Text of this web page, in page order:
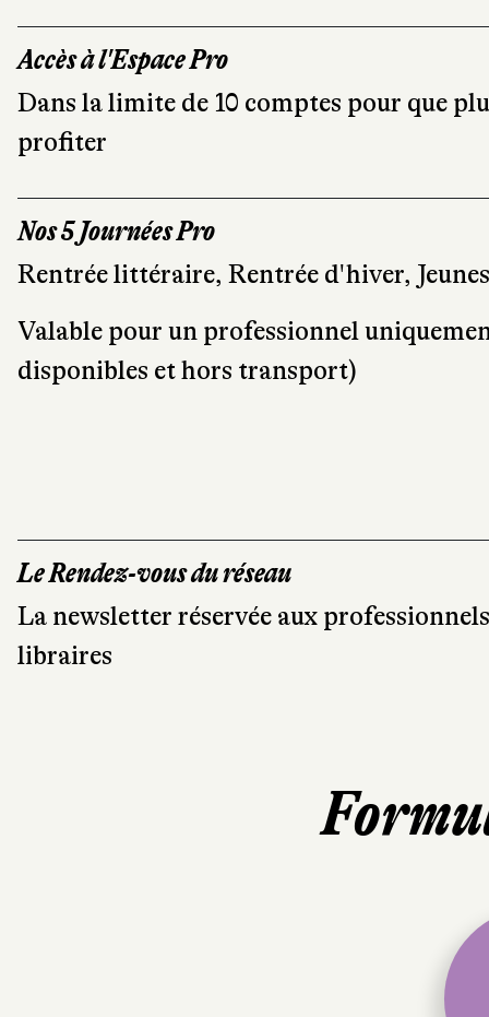
Accès à l'Espace Pro
Dans la limite de 10 comptes pour que
profiter
Nos 5 Journées Pro
Rentrée littéraire, Rentrée d'hiver,
Valable pour un professionnel
disponibles et hors transport)
Le Rendez-vous du réseau
La newsletter réservée aux
libraires